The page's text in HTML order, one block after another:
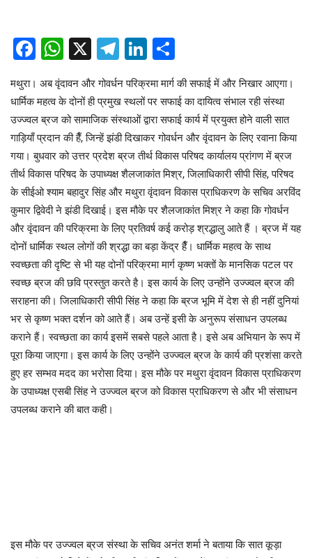
Facebook
WhatsApp
X Telegram
LinkedIn
मथुरा। अब वृंदावन और गोवर्धन परिक्रमा मार्ग की सफाई में और निखार आएगा।
धार्मिक महत्व के दोनों ही प्रमुख स्थलों पर सफाई का दायित्व संभाल रही संस्था
उज्ज्वल ब्रज को सामाजिक संस्थाओं द्वारा सफाई कार्य में प्रयुक्त होने वाली सात
गाड़ियाँ प्रदान की हैँ, जिन्हें झंडी दिखाकर गोवर्धन और वृंदावन के लिए रवाना किया
गया। बुधवार को उत्तर प्रदेश ब्रज तीर्थ विकास परिषद कार्यालय प्रांगण में ब्रज
तीर्थ विकास परिषद के उपाध्यक्ष शैलजाकांत मिश्र, जिलाधिकारी सीपी सिंह, परिषद
के सीईओ श्याम बहादुर सिंह और मथुरा वृंदावन विकास प्राधिकरण के सचिव अरविंद
कुमार द्विवेदी ने झंडी दिखाई। इस मौके पर शैलजाकांत मिश्र ने कहा कि गोवर्धन
और वृंदावन की परिक्रमा के लिए प्रतिवर्ष कई करोड़ श्रद्धालु आते हैं । ब्रज में यह
दोनों धार्मिक स्थल लोगों की श्रद्धा का बड़ा केंद्र हैँ। धार्मिक महत्व के साथ
स्वच्छता की दृष्टि से भी यह दोनों परिक्रमा मार्ग कृष्ण भक्तों के मानसिक पटल पर
स्वच्छ ब्रज की छवि प्रस्तुत करते है। इस कार्य के लिए उन्होंने उज्ज्वल ब्रज की
सराहना की। जिलाधिकारी सीपी सिंह ने कहा कि ब्रज भूमि में देश से ही नहीं दुनियां
भर से कृष्ण भक्त दर्शन को आते हैं। अब उन्हें इसी के अनुरूप संसाधन उपलब्ध
कराने हैं। स्वच्छता का कार्य इसमें सबसे पहले आता है। इसे अब अभियान के रूप में
पूरा किया जाएगा। इस कार्य के लिए उन्होंने उज्ज्वल ब्रज के कार्य की प्रशंसा करते
हुए हर सम्भव मदद का भरोसा दिया। इस मौके पर मथुरा वृंदावन विकास प्राधिकरण
के उपाध्यक्ष एसबी सिंह ने उज्ज्वल ब्रज को विकास प्राधिकरण से और भी संसाधन
उपलब्ध कराने की बात कही।
इस मौके पर उज्ज्वल ब्रज संस्था के सचिव अनंत शर्मा ने बताया कि सात कूड़ा